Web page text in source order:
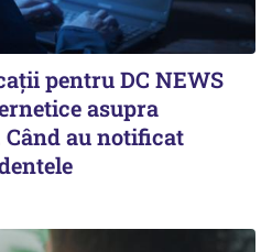
pentru DC NEWS
asupra
au notificat